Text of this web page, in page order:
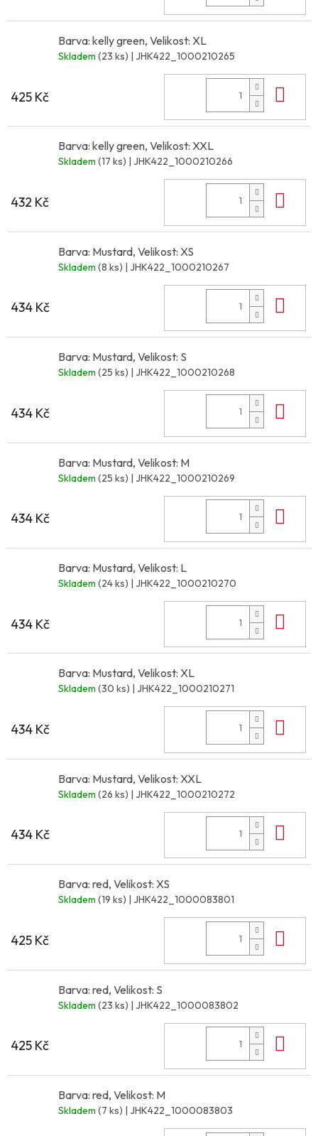
Barva: kelly green, Velikost: XL
Skladem (23 ks) | JHK422_1000210265
425 Kč
Barva: kelly green, Velikost: XXL
Skladem (17 ks) | JHK422_1000210266
432 Kč
Barva: Mustard, Velikost: XS
Skladem (8 ks) | JHK422_1000210267
434 Kč
Barva: Mustard, Velikost: S
Skladem (25 ks) | JHK422_1000210268
434 Kč
Barva: Mustard, Velikost: M
Skladem (25 ks) | JHK422_1000210269
434 Kč
Barva: Mustard, Velikost: L
Skladem (24 ks) | JHK422_1000210270
434 Kč
Barva: Mustard, Velikost: XL
Skladem (30 ks) | JHK422_1000210271
434 Kč
Barva: Mustard, Velikost: XXL
Skladem (26 ks) | JHK422_1000210272
434 Kč
Barva: red, Velikost: XS
Skladem (19 ks) | JHK422_1000083801
425 Kč
Barva: red, Velikost: S
Skladem (23 ks) | JHK422_1000083802
425 Kč
Barva: red, Velikost: M
Skladem (7 ks) | JHK422_1000083803